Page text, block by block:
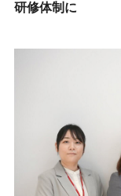
研修体制に